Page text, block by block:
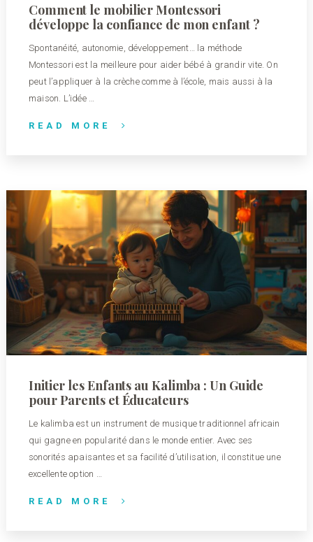
Comment le mobilier Montessori
développe la confiance de mon enfant ?
Spontanéité, autonomie, développement… la méthode
Montessori est la meilleure pour aider bébé à grandir vite. On
peut l’appliquer à la crèche comme à l’école, mais aussi à la
maison. L’idée …
READ MORE
Initier les Enfants au Kalimba : Un Guide
pour Parents et Éducateurs
Le kalimba est un instrument de musique traditionnel africain
qui gagne en popularité dans le monde entier. Avec ses
sonorités apaisantes et sa facilité d’utilisation, il constitue une
excellente option …
READ MORE